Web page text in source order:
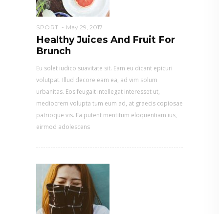
SPORT May 29, 2017
Healthy Juices And Fruit For
Brunch
Eu solet iudico suavitate sit. Eam eu dicant epicuri
volutpat. Illud decore eam ea, ad vim solum
urbanitas. Eos feugait intellegat interesset ut,
mediocrem volupta tum eum ad, at graecis copiosae
patrioque vis. Ea putent mentitum eloquentiam ius,
eirmod adolescens